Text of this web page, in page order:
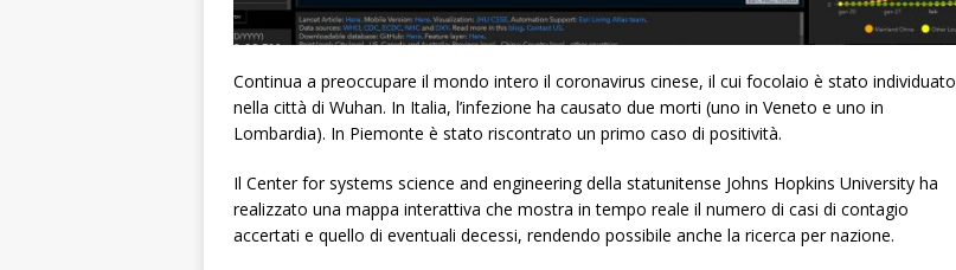
Continua a preoccupare il mondo intero il coronavirus cinese, il cui focolaio è stato individuato
nella città di Wuhan. In Italia, l’infezione ha causato due morti (uno in Veneto e uno in
Lombardia). In Piemonte è stato riscontrato un primo caso di positività.
Il Center for systems science and engineering della statunitense Johns Hopkins University ha
realizzato una mappa interattiva che mostra in tempo reale il numero di casi di contagio
accertati e quello di eventuali decessi, rendendo possibile anche la ricerca per nazione.